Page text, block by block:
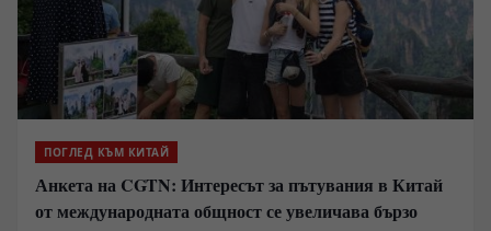
ПОГЛЕД КЪМ КИТАЙ
Анкета на CGTN: Интересът за пътувания в Китай
от международната общност се увеличава бързо